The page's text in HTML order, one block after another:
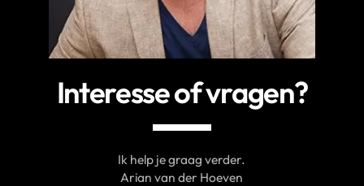
Interesse of vragen?
Ik help je graag verder.
Arian van der Hoeven